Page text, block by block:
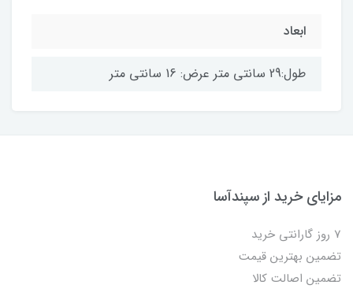
ابعاد
طول:29 سانتی متر عرض: 16 سانتی متر
مزایای خرید از سپندآسا
7 روز گارانتی خرید
تضمین بهترین قیمت
تضمین اصالت کالا